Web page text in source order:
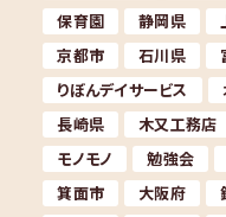
保育園
静岡県
京都市
石川県
りぼんデイサービス
長崎県
木又工務店
モノモノ
勉強会
箕面市
大阪府